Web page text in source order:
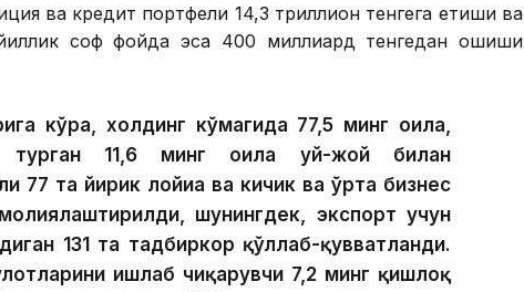
ва кредит портфели 14,3 триллион тенгега етиши ва
соф фойда эса 400 миллиард тенгедан ошиши
кўра, холдинг кўмагида 77,5 минг оила,
турган 11,6 минг оила уй-жой билан
77 та йирик лойиҳа ва кичик ва ўрта бизнес
шунингдек, экспорт учун
131 та тадбиркор қўллаб-қувватланди.
ишлаб чиқарувчи 7,2 минг қишлоқ